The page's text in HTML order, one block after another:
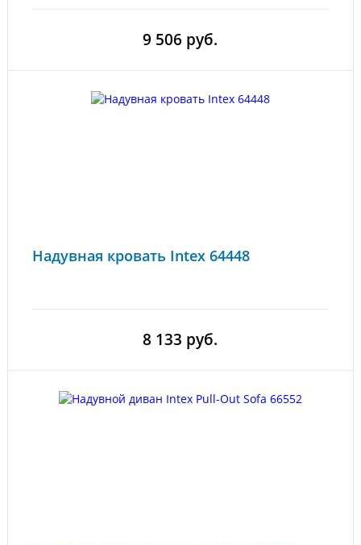
9 506 руб.
Надувная кровать Intex 64448
8 133 руб.